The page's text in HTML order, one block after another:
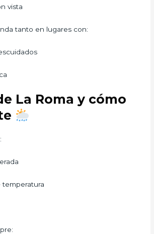
vista
tanto en lugares con:
La Roma y cómo
temperatura